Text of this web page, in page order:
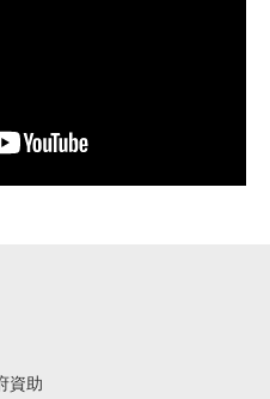
資助